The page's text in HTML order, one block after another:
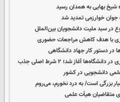
شیخ بهایی به همدان رسید
خوارزمی تمدید شد
در سبد ملیت دانشجویان بین‌الملل
با هدف کاهش مراجعات حضوری
در دستور کار جهاد دانشگاهی
آغاز شد؛ ۲ شرط اصلی جذب
بزرگی است/ به درد نخورم، می‌روم
متقاضیان هیأت علمی